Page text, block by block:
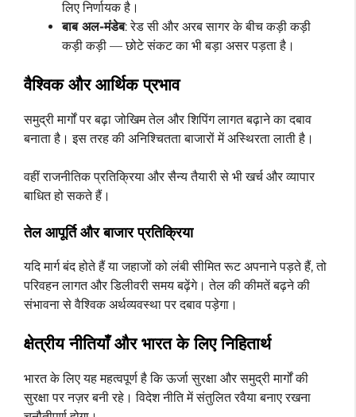
लिए निर्णायक है।
बाब अल-मंडेब: रेड सी और अरब सागर के बीच कड़ी कड़ी
कड़ी कड़ी — छोटे संकट का भी बड़ा असर पड़ता है।
वैश्विक और आर्थिक प्रभाव
समुद्री मार्गों पर बढ़ा जोखिम तेल और शिपिंग लागत बढ़ाने का दबाव
बनाता है। इस तरह की अनिश्चितता बाजारों में अस्थिरता लाती है।
वहीं राजनीतिक प्रतिक्रिया और सैन्य तैयारी से भी खर्च और व्यापार
बाधित हो सकते हैं।
तेल आपूर्ति और बाजार प्रतिक्रिया
यदि मार्ग बंद होते हैं या जहाजों को लंबी सीमित रूट अपनाने पड़ते हैं, तो
परिवहन लागत और डिलीवरी समय बढ़ेंगे। तेल की कीमतें बढ़ने की
संभावना से वैश्विक अर्थव्यवस्था पर दबाव पड़ेगा।
क्षेत्रीय नीतियाँ और भारत के लिए निहितार्थ
भारत के लिए यह महत्वपूर्ण है कि ऊर्जा सुरक्षा और समुद्री मार्गों की
सुरक्षा पर नज़र बनी रहे। विदेश नीति में संतुलित रवैया बनाए रखना